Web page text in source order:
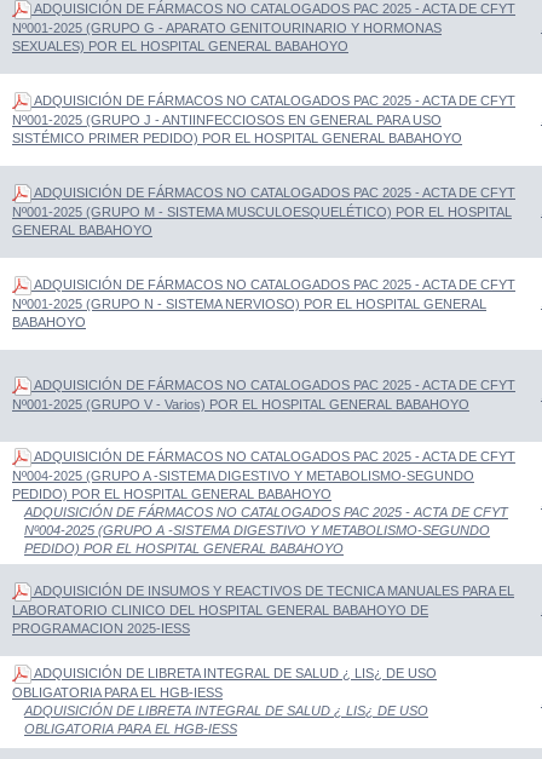
ADQUISICIÓN DE FÁRMACOS NO CATALOGADOS PAC 2025 - ACTA DE CFYT
Nº001-2025 (GRUPO G - APARATO GENITOURINARIO Y HORMONAS
SEXUALES) POR EL HOSPITAL GENERAL BABAHOYO
ADQUISICIÓN DE FÁRMACOS NO CATALOGADOS PAC 2025 - ACTA DE CFYT
Nº001-2025 (GRUPO J - ANTIINFECCIOSOS EN GENERAL PARA USO
SISTÉMICO PRIMER PEDIDO) POR EL HOSPITAL GENERAL BABAHOYO
ADQUISICIÓN DE FÁRMACOS NO CATALOGADOS PAC 2025 - ACTA DE CFYT
Nº001-2025 (GRUPO M - SISTEMA MUSCULOESQUELÉTICO) POR EL HOSPITAL
GENERAL BABAHOYO
ADQUISICIÓN DE FÁRMACOS NO CATALOGADOS PAC 2025 - ACTA DE CFYT
Nº001-2025 (GRUPO N - SISTEMA NERVIOSO) POR EL HOSPITAL GENERAL
BABAHOYO
ADQUISICIÓN DE FÁRMACOS NO CATALOGADOS PAC 2025 - ACTA DE CFYT
Nº001-2025 (GRUPO V - Varios) POR EL HOSPITAL GENERAL BABAHOYO
ADQUISICIÓN DE FÁRMACOS NO CATALOGADOS PAC 2025 - ACTA DE CFYT
Nº004-2025 (GRUPO A -SISTEMA DIGESTIVO Y METABOLISMO-SEGUNDO
PEDIDO) POR EL HOSPITAL GENERAL BABAHOYO
ADQUISICIÓN DE FÁRMACOS NO CATALOGADOS PAC 2025 - ACTA DE CFYT
Nº004-2025 (GRUPO A -SISTEMA DIGESTIVO Y METABOLISMO-SEGUNDO
PEDIDO) POR EL HOSPITAL GENERAL BABAHOYO
ADQUISICIÓN DE INSUMOS Y REACTIVOS DE TECNICA MANUALES PARA EL
LABORATORIO CLINICO DEL HOSPITAL GENERAL BABAHOYO DE
PROGRAMACION 2025-IESS
ADQUISICIÓN DE LIBRETA INTEGRAL DE SALUD ¿ LIS¿ DE USO
OBLIGATORIA PARA EL HGB-IESS
ADQUISICIÓN DE LIBRETA INTEGRAL DE SALUD ¿ LIS¿ DE USO
OBLIGATORIA PARA EL HGB-IESS